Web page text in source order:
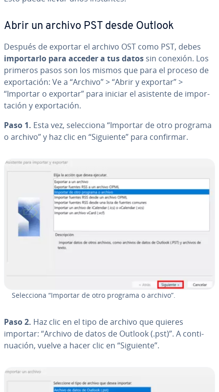
Abrir un archivo PST desde Outlook
Después de exportar el archivo OST como PST, debes
im­po­r­tar­lo para acceder a tus datos sin conexión. Los
primeros pasos son los mismos que para el proceso de
ex­po­r­ta­ción: Ve a “Archivo” > “Abrir y exportar” >
“Importar o exportar” para iniciar el asistente de im­po­r­
ta­ción y ex­po­r­ta­ción.
Paso 1. Esta vez, se­le­c­cio­na “Importar de otro programa
o archivo” y haz clic en “Siguiente” para confirmar.
Se­le­c­cio­na “Importar de otro programa o archivo”.
Paso 2. Haz clic en el tipo de archivo que quieres
importar: “Archivo de datos de Outlook (.pst)”. A co­n­ti­
nua­ción, vuelve a hacer clic en “Siguiente”.